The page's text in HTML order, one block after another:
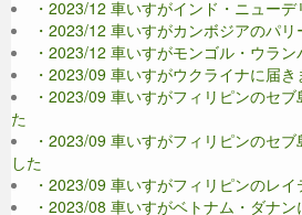
・2023/12 車いすがインド・ニュー
・2023/12 車いすがカンボジアのパ
・2023/12 車いすがモンゴル・ウラ
・2023/09 車いすがウクライナに届き
・2023/09 車いすがフィリピンのセ
た
・2023/09 車いすがフィリピンのセ
した
・2023/09 車いすがフィリピンのレ
・2023/08 車いすがベトナム・ダナ